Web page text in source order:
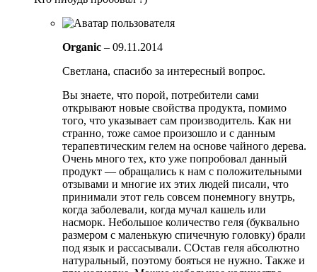
Organic – 09.11.2014
Светлана, спасибо за интересный вопрос.
Вы знаете, что порой, потребители сами
открывают новые свойства продукта, помимо
того, что указывает сам производитель. Как ни
странно, тоже самое произошло и с данным
терапевтическим гелем на основе чайного дерева.
Очень много тех, кто уже попробовал данный
продукт — обращались к нам с положительными
отзывами и многие их этих людей писали, что
принимали этот гель совсем понемногу внутрь,
когда заболевали, когда мучал кашель или
насморк. Небольшое количество геля (буквально
размером с маленькую спичечную головку) брали
под язык и рассасывали. СОстав геля абсолютно
натуральный, поэтому бояться не нужно. Также и